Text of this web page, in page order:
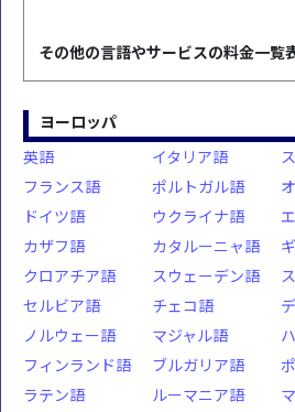
その他の言語やサービスの料金一覧
ヨーロッパ
英語
イタリア語
フランス語
ポルトガル語
ドイツ語
ウクライナ語
カザフ語
カタルーニャ語
クロアチア語
スウェーデン語
セルビア語
チェコ語
ノルウェー語
マジャル語
フィンランド語
ブルガリア語
ラテン語
ルーマニア語